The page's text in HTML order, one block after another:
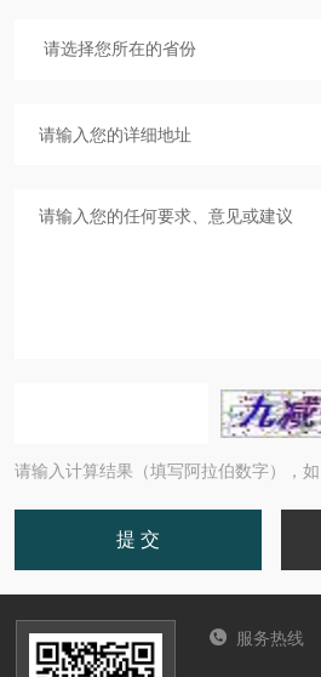
请输入计算结果（填写阿拉伯数字），
服务热线